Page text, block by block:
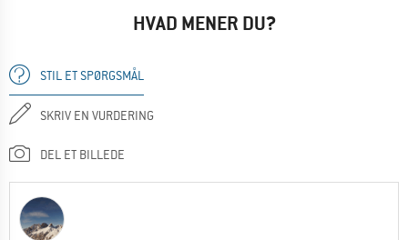
HVAD MENER DU?
STIL ET SPØRGSMÅL
SKRIV EN VURDERING
DEL ET BILLEDE